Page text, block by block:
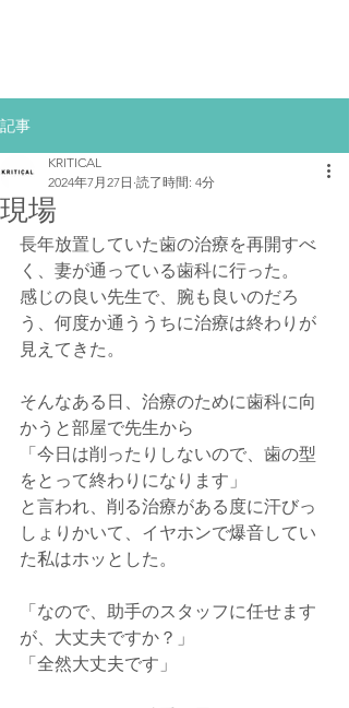
記事
現場
KRITICAL
2024年7月27日 読了時間: 4分
長年放置していた歯の治療を再開すべ
く、妻が通っている歯科に行った。
感じの良い先生で、腕も良いのだろ
う、何度か通ううちに治療は終わりが
見えてきた。
そんなある日、治療のために歯科に向
かうと部屋で先生から
「今日は削ったりしないので、歯の型
をとって終わりになります」
と言われ、削る治療がある度に汗びっ
しょりかいて、イヤホンで爆音してい
た私はホッとした。
「なので、助手のスタッフに任せます
が、大丈夫ですか？」
「全然大丈夫です」